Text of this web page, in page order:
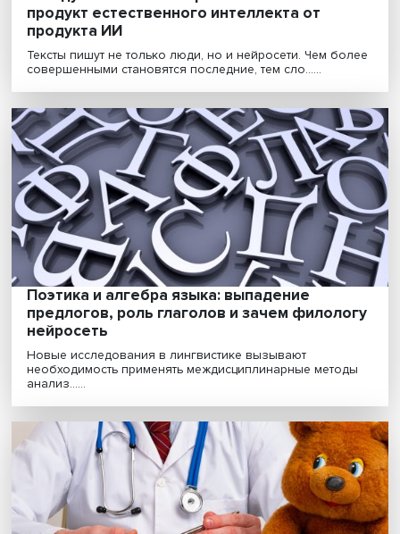
Между стихами и алгоритмами: как
продукт естественного интеллекта от
продукта ИИ
Тексты пишут не только люди, но и нейросети. Чем
совершенными становятся последние, тем сло......
Поэтика и алгебра языка: выпадение
предлогов, роль глаголов и зачем
нейросеть